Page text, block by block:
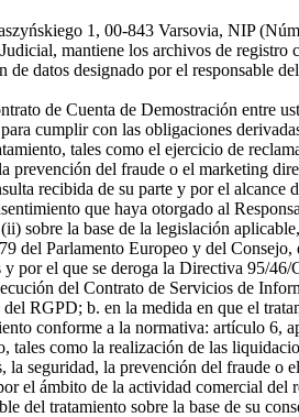
1, 00-843 Varsovia, NIP
mantiene los archivos de registro
datos designado por el responsable
de Cuenta de Demostración entre
cumplir con las obligaciones
tales como el ejercicio de
del fraude o el marketing
recibida de su parte y por el alcance
que haya otorgado al
sobre la base de la legislación
del Parlamento Europeo y del
y por el que se deroga la Directiva 95/
del Contrato de Servicios de
RGPD; b. en la medida en que el
conforme a la normativa: artículo 6,
tales como la realización de las
seguridad, la prevención del fraude o
el ámbito de la actividad comercial
del tratamiento sobre la base de su